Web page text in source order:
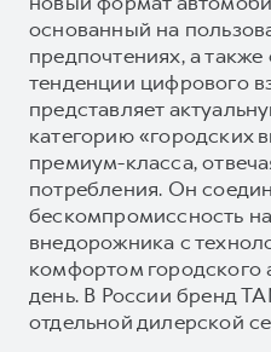
основанный на
предпочтениях, а
тенденции цифрового
представляет
категорию «городских
премиум-класса,
потребления. Он
бескомпромиссность
внедорожника с
комфортом
день. В России бренд
отдельной дилерской